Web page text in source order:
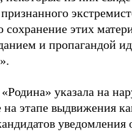
сохранение этих
и пропагандой
указала на
этапе выдвижения